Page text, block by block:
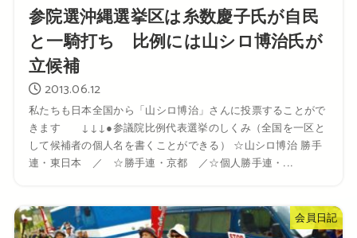
参院選沖縄選挙区は糸数慶子氏が自民
と一騎打ち 比例には山シロ博治氏が
立候補
2013.06.12
私たちも日本全国から「山シロ博治」さんに投票することがで
きます ↓↓↓●参議院比例代表選挙のしくみ（全国を一区と
して候補者の個人名を書くことができる） ☆山シロ博治 勝手
連・東日本 ／ ☆勝手連・京都 ／☆個人勝手連・...
会員日記